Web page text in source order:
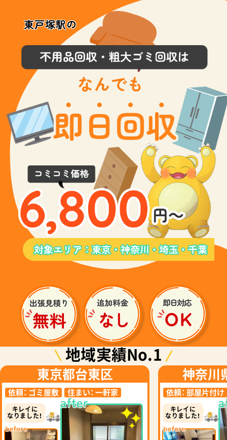
東戸塚駅の
地域実績No.1
東京都台東区
依頼： ゴミ屋敷 住まい： 一軒家
キレイに
なりました！
神奈川
依頼： 部屋片付け
キレイに
なりました！